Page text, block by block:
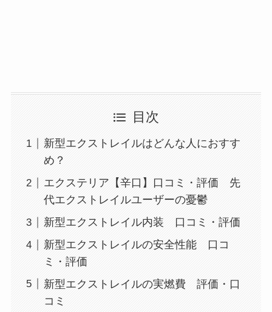
目次
新型エクストレイルはどんな人におすす
め？
エクステリア【辛口】口コミ・評価 先
代エクストレイルユーザーの憂鬱
新型エクストレイル内装 口コミ・評価
新型エクストレイルの安全性能 口コ
ミ・評価
新型エクストレイルの実燃費 評価・口
コミ